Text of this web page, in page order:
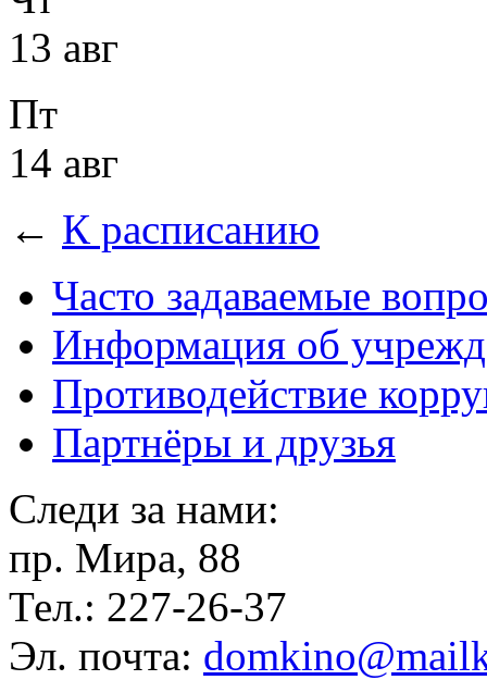
13 авг
Пт
14 авг
← К расписанию
Часто задаваемые
Информация об
Противодействие
Партнёры и друзья
Следи за нами:
пр. Мира, 88
Тел.: 227-26-37
Эл. почта: